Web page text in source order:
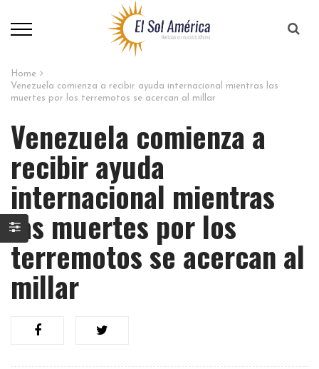
Home
Venezuela comienza a recibir ayuda internacional mientras las
muertes por los terremotos se acercan al millar
Venezuela comienza a
recibir ayuda
internacional mientras
las muertes por los
terremotos se acercan al
millar